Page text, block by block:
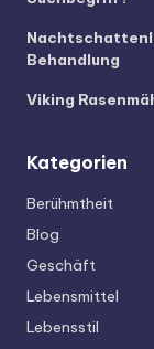
Behandlung
Viking
Kategorien
Berühmtheit
Blog
Geschäft
Lebensmittel
Lebensstil